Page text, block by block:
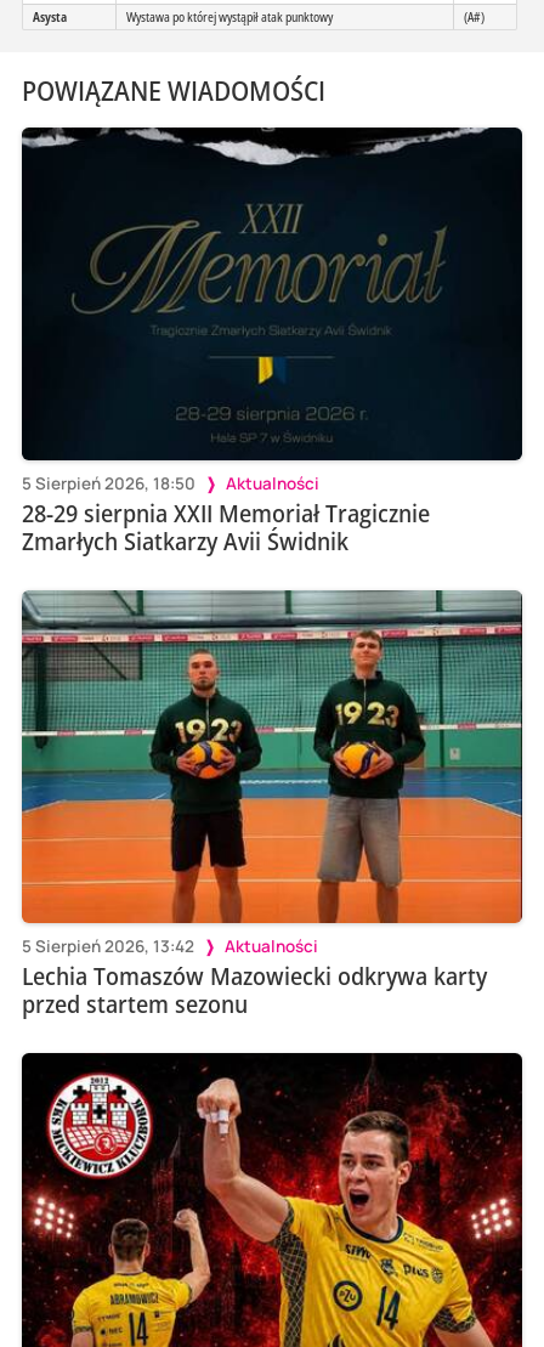
Asysta Wystawa po której wystąpił atak punktowy (A#)
POWIĄZANE WIADOMOŚCI
5 Sierpień 2026, 18:50 Aktualności
28-29 sierpnia XXII Memoriał Tragicznie
Zmarłych Siatkarzy Avii Świdnik
5 Sierpień 2026, 13:42 Aktualności
Lechia Tomaszów Mazowiecki odkrywa karty
przed startem sezonu